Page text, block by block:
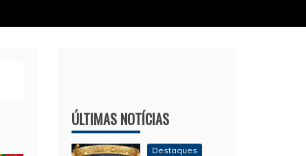
ÚLTIMAS NOTÍCIAS
Destaques